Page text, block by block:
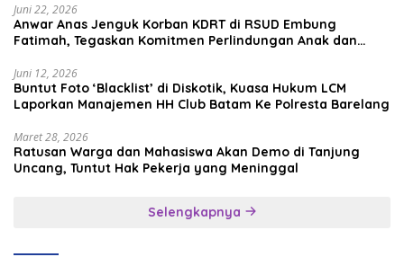
Juni 22, 2026
Anwar Anas Jenguk Korban KDRT di RSUD Embung
Fatimah, Tegaskan Komitmen Perlindungan Anak dan
Juni 12, 2026
Buntut Foto ‘Blacklist’ di Diskotik, Kuasa Hukum LCM
Laporkan Manajemen HH Club Batam Ke Polresta Barelang
Maret 28, 2026
Ratusan Warga dan Mahasiswa Akan Demo di Tanjung
Uncang, Tuntut Hak Pekerja yang Meninggal
Selengkapnya